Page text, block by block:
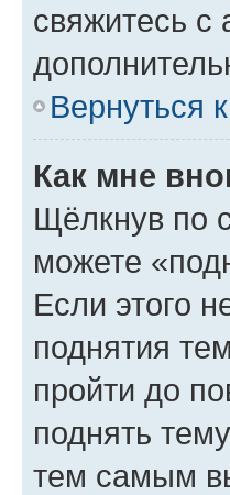
свяжитесь
Вернуться
Как мне
Щёлкнув по
можете
Если этого
поднятия
пройти до
поднять
тем самым